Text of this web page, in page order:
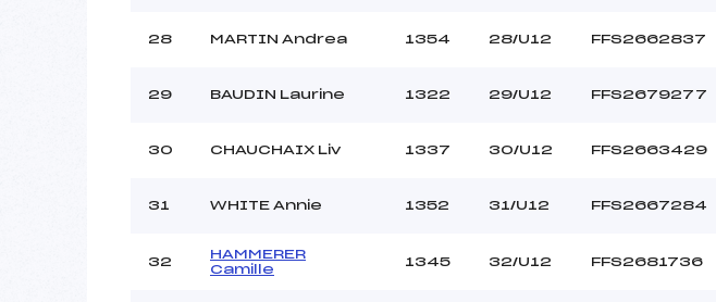
28 MARTIN Andrea 1354 28/U12 FFS2662837
29 BAUDIN Laurine 1322 29/U12 FFS2679277
30 CHAUCHAIX Liv 1337 30/U12 FFS2663429
31 WHITE Annie 1352 31/U12 FFS2667284
32
HAMMERER
Camille
1345 32/U12 FFS2681736